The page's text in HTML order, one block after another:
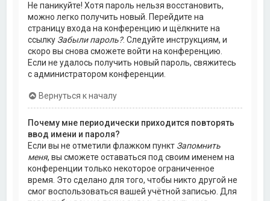
Не паникуйте! Хотя пароль нельзя восстановить,
можно легко получить новый. Перейдите на
страницу входа на конференцию и щёлкните на
ссылку Забыли пароль?. Следуйте инструкциям, и
скоро вы снова сможете войти на конференцию.
Если не удалось получить новый пароль, свяжитесь
с администратором конференции.
Вернуться к началу
Почему мне периодически приходится повторять
ввод имени и пароля?
Если вы не отметили флажком пункт Запомнить
меня, вы сможете оставаться под своим именем на
конференции только некоторое ограниченное
время. Это сделано для того, чтобы никто другой не
смог воспользоваться вашей учётной записью. Для